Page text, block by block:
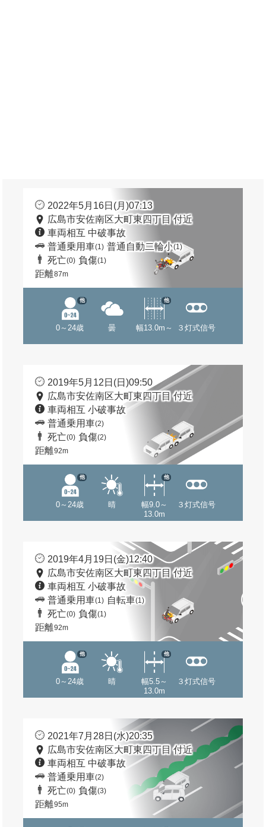
2022年5月16日(月)07:13
広島市安佐南区大町東四丁目 付近
車両相互 中破事故
普通乗用車(1) 普通自動二輪小(1)
死亡(0) 負傷(1)
距離87m
0～24歳
他
曇 幅13.0m～
他
３灯式信号
2019年5月12日(日)09:50
広島市安佐南区大町東四丁目 付近
車両相互 小破事故
普通乗用車(2)
死亡(0) 負傷(2)
距離92m
0～24歳
他
晴
幅9.0～
13.0m
他
３灯式信号
2019年4月19日(金)12:40
広島市安佐南区大町東四丁目 付近
車両相互 小破事故
普通乗用車(1) 自転車(1)
死亡(0) 負傷(1)
距離92m
0～24歳
他
晴
幅5.5～
13.0m
他
３灯式信号
2021年7月28日(水)20:35
広島市安佐南区大町東四丁目 付近
車両相互 中破事故
普通乗用車(2)
死亡(0) 負傷(3)
距離95m